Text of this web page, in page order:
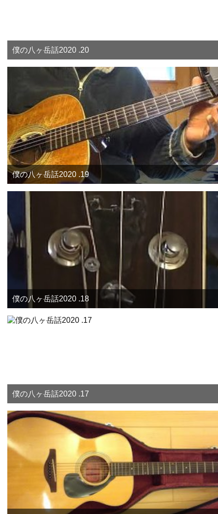
僕の八ヶ岳話2020 .20
僕の八ヶ岳話2020 .19
僕の八ヶ岳話2020 .18
僕の八ヶ岳話2020 .17